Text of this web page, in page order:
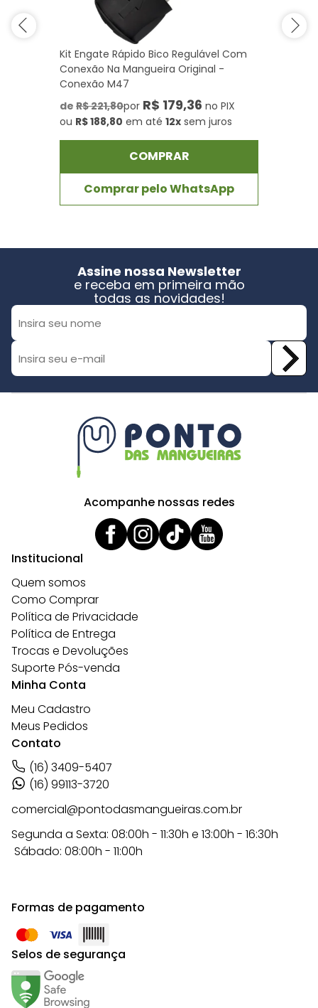
Kit Engate Rápido Bico Regulável Com
Conexão Na Mangueira Original -
Conexão M47
de R$ 221,80por R$ 179,36 no PIX
ou R$ 188,80 em até 12x sem juros
COMPRAR
Comprar pelo WhatsApp
Assine nossa Newsletter
e receba em primeira mão
todas as novidades!
Acompanhe nossas redes
Institucional
Quem somos
Como Comprar
Política de Privacidade
Política de Entrega
Trocas e Devoluções
Suporte Pós-venda
Minha Conta
Meu Cadastro
Meus Pedidos
Contato
(16) 3409-5407
(16) 99113-3720
comercial@pontodasmangueiras.com.br
Segunda a Sexta: 08:00h - 11:30h e 13:00h - 16:30h
Sábado: 08:00h - 11:00h
Formas de pagamento
Selos de segurança